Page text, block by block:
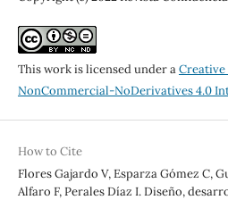
This work is licensed under a
NonCommercial-NoDerivatives 4.0
How to Cite
Flores Gajardo V, Esparza Gómez C,
Alfaro F, Perales Díaz I. Diseño,